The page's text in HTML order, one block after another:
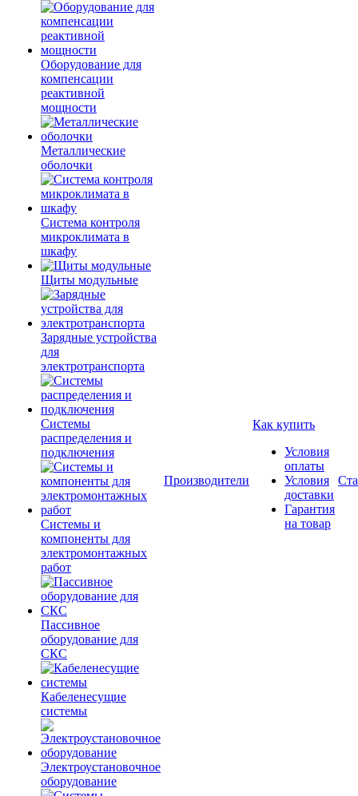
Оборудование для
компенсации
реактивной
мощности
Металлические
оболочки
Система контроля
микроклимата в
шкафу
Щиты модульные
Зарядные устройства
для
электротранспорта
Системы
распределения и
подключения
Системы и
компоненты для
электромонтажных
работ
Пассивное
оборудование для
СКС
Кабеленесущие
системы
Электроустановочное
оборудование
Производители
Как купить
Условия
оплаты
Условия
доставки
Гарантия
на товар